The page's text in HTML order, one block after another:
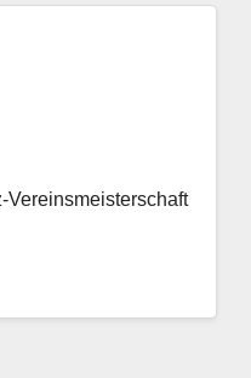
Vereinsmeisterschaft